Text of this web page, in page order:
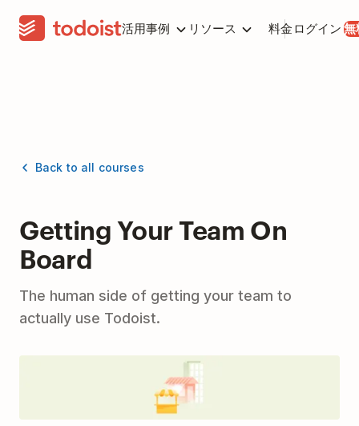
活用事例 リソース 料金 ログイン 無
Back to all courses
Getting Your Team On
Board
The human side of getting your team to
actually use Todoist.